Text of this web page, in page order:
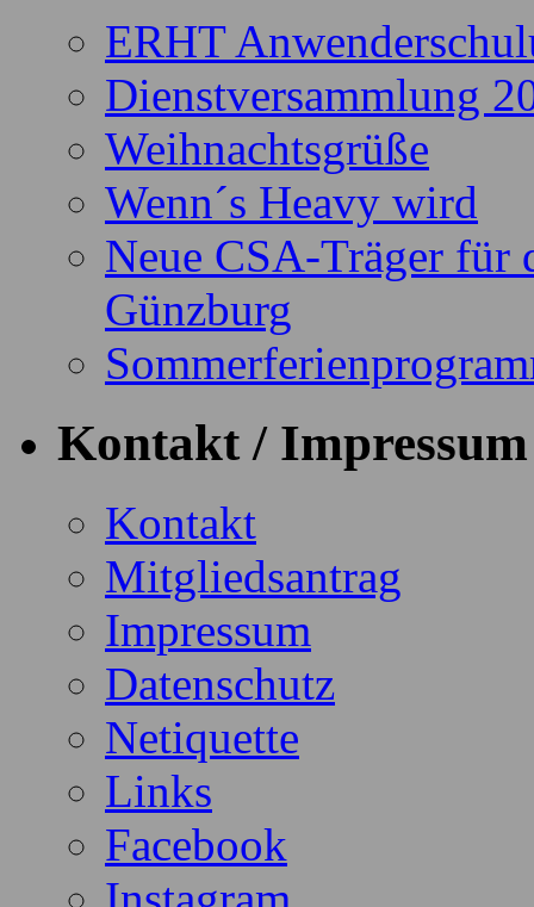
ERHT
Dienstversammlung
Weihnachtsgrüße
Wenn´s Heavy wird
Neue CSA-Träger für
Günzburg
Kontakt / Impressum
Kontakt
Mitgliedsantrag
Impressum
Datenschutz
Netiquette
Links
Facebook